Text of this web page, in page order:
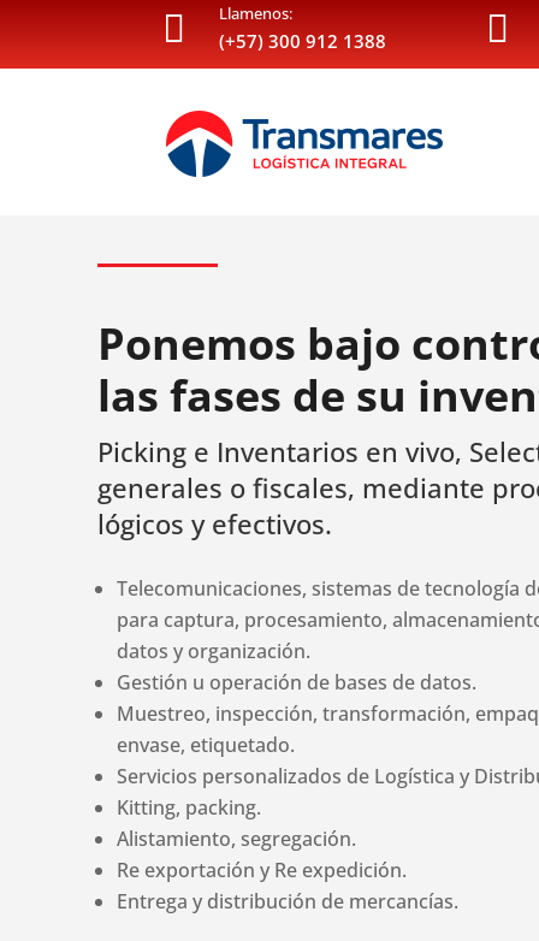
 Llamenos:
(+57) 300 912 1388 
Ponemos bajo
las fases de su
Picking e Inventarios en vivo,
generales o fiscales, mediante
lógicos y efectivos.
Telecomunicaciones, sistemas de tecnología
para captura, procesamiento,
datos y organización.
Gestión u operación de bases de datos.
Muestreo, inspección, transformación,
envase, etiquetado.
Servicios personalizados de Logística y
Kitting, packing.
Alistamiento, segregación.
Re exportación y Re expedición.
Entrega y distribución de mercancías.